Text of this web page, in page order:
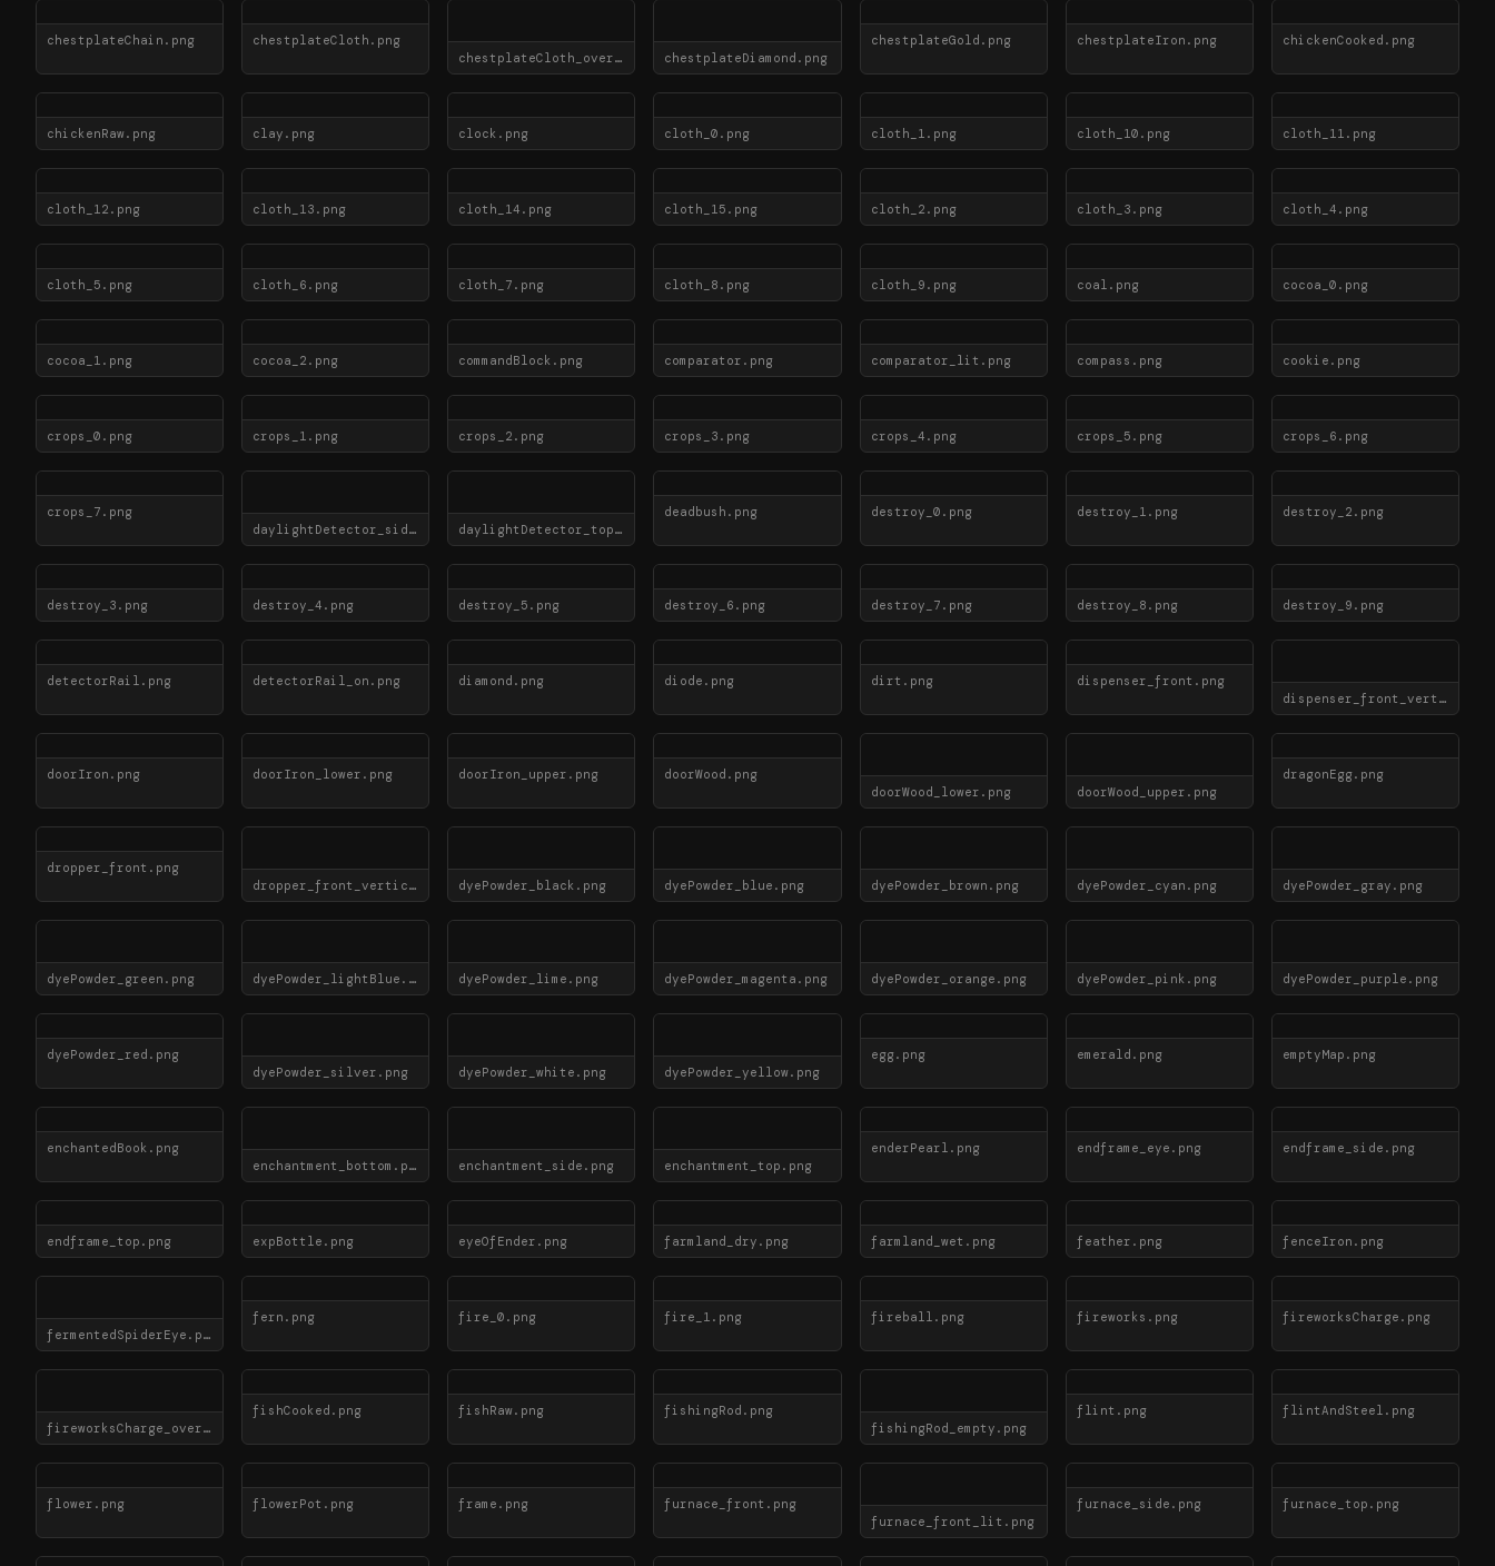
chestplateChain.png
chestplateCloth.png
chestplateCloth_overlay.png
chestplateDiamond.png
chestplateGold.png chestplateIron.png chickenCooked.png
chickenRaw.png clay.png clock.png cloth_0.png cloth_1.png cloth_10.png cloth_11.png
cloth_12.png cloth_13.png cloth_14.png cloth_15.png cloth_2.png cloth_3.png cloth_4.png
cloth_5.png cloth_6.png cloth_7.png cloth_8.png cloth_9.png coal.png cocoa_0.png
cocoa_1.png cocoa_2.png commandBlock.png comparator.png comparator_lit.png compass.png cookie.png
crops_0.png crops_1.png crops_2.png crops_3.png crops_4.png crops_5.png crops_6.png
crops_7.png
daylightDetector_side.png
daylightDetector_top.png
deadbush.png destroy_0.png destroy_1.png destroy_2.png
destroy_3.png destroy_4.png destroy_5.png destroy_6.png destroy_7.png destroy_8.png destroy_9.png
detectorRail.png detectorRail_on.png diamond.png diode.png dirt.png
dispenser_front.png
dispenser_front_vertical.png
doorIron.png doorIron_lower.png doorIron_upper.png
doorWood.png
doorWood_lower.png
doorWood_upper.png
dragonEgg.png
dropper_front.png
dropper_front_vertical.png
dyePowder_black.png dyePowder_blue.png dyePowder_brown.png dyePowder_cyan.png dyePowder_gray.png
dyePowder_green.png dyePowder_lightBlue.png dyePowder_lime.png dyePowder_magenta.png dyePowder_orange.png dyePowder_pink.png dyePowder_purple.png
dyePowder_red.png
dyePowder_silver.png
dyePowder_white.png dyePowder_yellow.png
egg.png emerald.png emptyMap.png
enchantedBook.png
enchantment_bottom.png
enchantment_side.png enchantment_top.png
enderPearl.png endframe_eye.png endframe_side.png
endframe_top.png expBottle.png eyeOfEnder.png farmland_dry.png farmland_wet.png feather.png fenceIron.png
fermentedSpiderEye.png
fern.png fire_0.png fire_1.png fireball.png fireworks.png fireworksCharge.png
fireworksCharge_overlay.png
fishCooked.png fishRaw.png
fishingRod.png
fishingRod_empty.png
flint.png flintAndSteel.png
flower.png flowerPot.png frame.png
furnace_front.png
furnace_front_lit.png
furnace_side.png furnace_top.png